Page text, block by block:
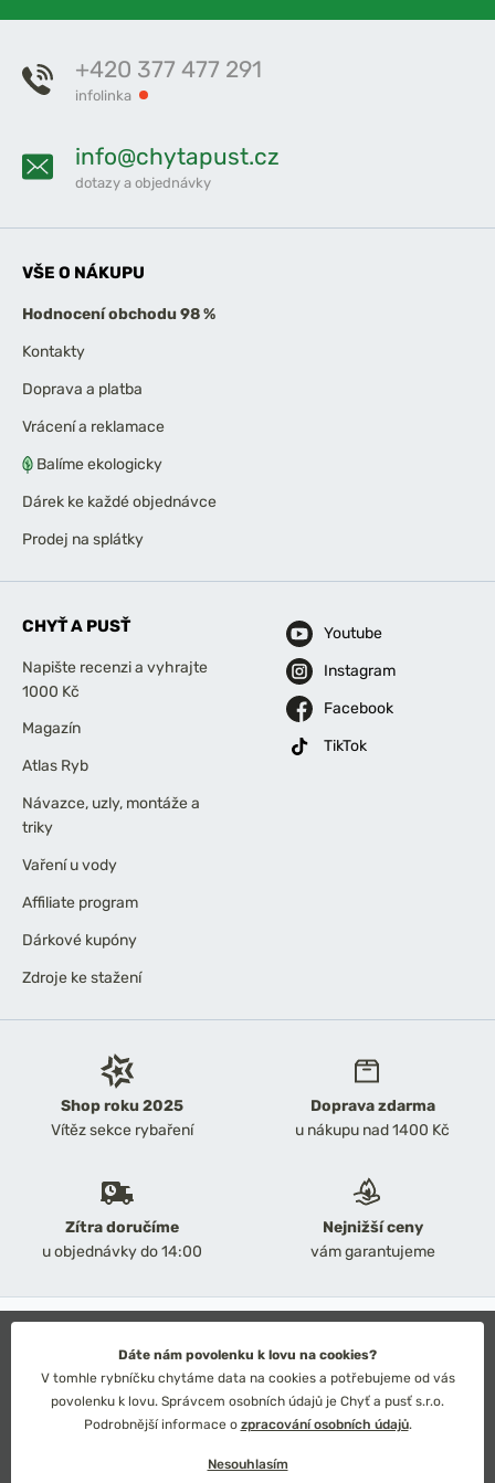
Shop roku 2025
Vítěz sekce rybaření
Doprava zdarma
u nákupu nad 1400 Kč
Zítra doručíme
u objednávky do 14:00
Nejnižší ceny
vám garantujeme
+420 377 477 291
infolinka
info@chytapust.cz
dotazy a objednávky
VŠE O NÁKUPU
Hodnocení obchodu 98 %
Kontakty
Doprava a platba
Vrácení a reklamace
Balíme ekologicky
Dárek ke každé objednávce
Prodej na splátky
CHYŤ A PUSŤ
Napište recenzi a vyhrajte
1000 Kč
Magazín
Atlas Ryb
Návazce, uzly, montáže a
triky
Vaření u vody
Affiliate program
Dárkové kupóny
Zdroje ke stažení
Youtube
Instagram
Facebook
TikTok
Obchodní podmínky
Ochrana osobních údajů
Technické řešení: Simplia s.r.o.
Strategický design: Petr Široký
Dáte nám povolenku k lovu na cookies?
V tomhle rybníčku chytáme data na cookies a potřebujeme od vás
povolenku k lovu. Správcem osobních údajů je Chyť a pusť s.r.o.
Podrobnější informace o zpracování osobních údajů.
Nesouhlasím